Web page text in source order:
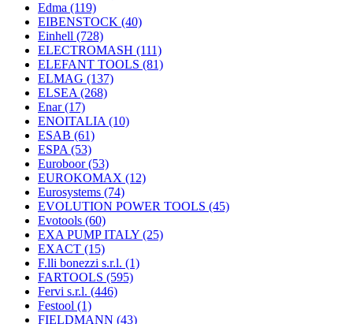
Edma (119)
EIBENSTOCK (40)
Einhell (728)
ELECTROMASH (111)
ELEFANT TOOLS (81)
ELMAG (137)
ELSEA (268)
Enar(17)
ENOITALIA (10)
ESAB (61)
ESPA (53)
Euroboor(53)
EUROKOMAX (12)
Eurosystems (74)
EVOLUTION POWER TOOLS (45)
Evotools (60)
EXA PUMP ITALY (25)
EXACT (15)
F.lli bonezzi s.r.l. (1)
FARTOOLS (595)
Fervi s.r.l. (446)
Festool (1)
FIELDMANN (43)